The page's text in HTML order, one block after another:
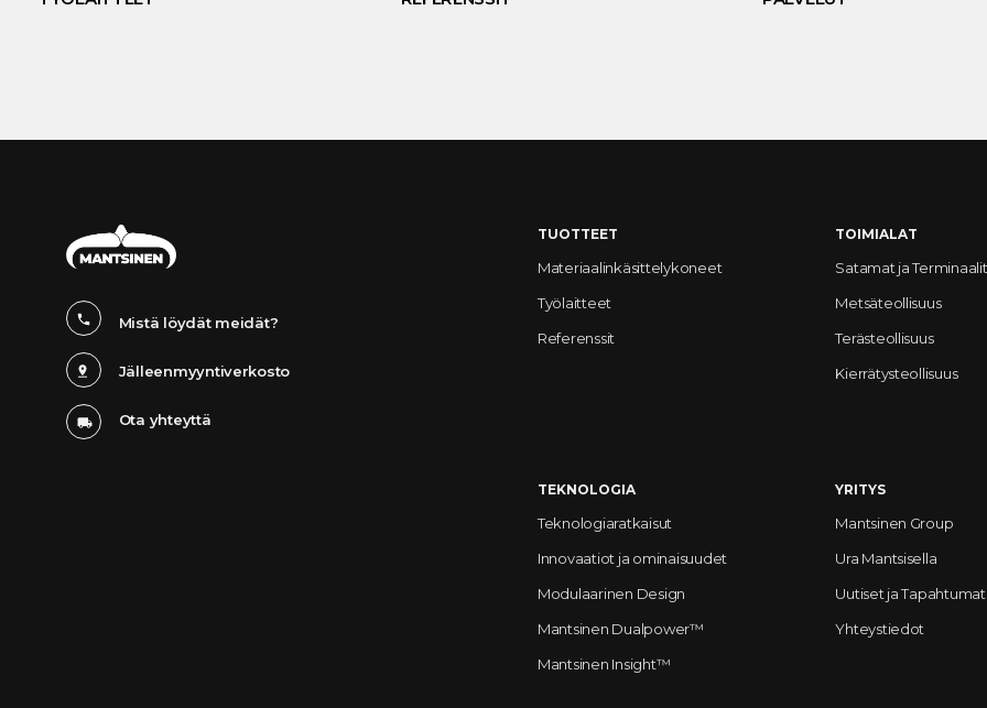
Mistä löydät meidät?
Jälleenmyyntiverkosto
Ota yhteyttä
TUOTTEET
Materiaalinkäsittelykoneet
Työlaitteet
Referenssit
TOIMIALAT
Satamat ja Terminaalit
Metsäteollisuus
Terästeollisuus
Kierrätysteollisuus
TEKNOLOGIA
Teknologiaratkaisut
Innovaatiot ja ominaisuudet
Modulaarinen Design
Mantsinen Dualpower™
Mantsinen Insight™
YRITYS
Mantsinen Group
Ura Mantsisella
Uutiset ja Tapahtumat
Yhteystiedot